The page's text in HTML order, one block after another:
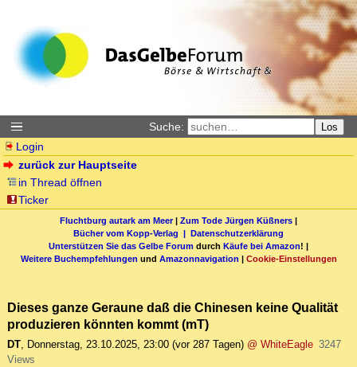
Suche: Los
Login
zurück zur Hauptseite
in Thread öffnen
Ticker
Fluchtburg autark am Meer| Zum Tode Jürgen Küßners |
Bücher vom Kopp-Verlag | Datenschutzerklärung
Unterstützen Sie das Gelbe Forum durch Käufe bei Amazon! |
Weitere Buchempfehlungen und Amazonnavigation | Cookie-Einstellungen
Dieses ganze Geraune daß die Chinesen keine Qualität
produzieren könnten kommt (mT)
DT, Donnerstag, 23.10.2025, 23:00 (vor 287 Tagen) @ WhiteEagle 3247
Views